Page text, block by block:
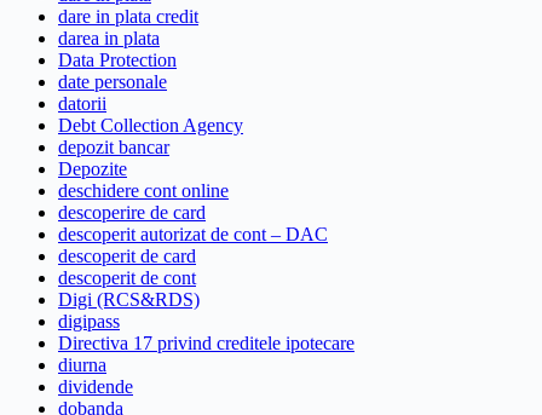
dare in plata credit
darea in plata
Data Protection
date personale
datorii
Debt Collection Agency
depozit bancar
Depozite
deschidere cont online
descoperire de card
descoperit autorizat de cont – DAC
descoperit de card
descoperit de cont
Digi (RCS&RDS)
digipass
Directiva 17 privind creditele ipotecare
diurna
dividende
dobanda